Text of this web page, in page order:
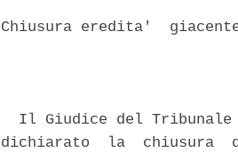
Chiusura eredita'
Il Giudice del
dichiarato  la  chiusura